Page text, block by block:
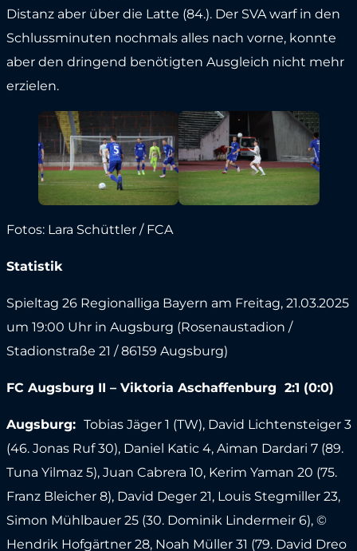
Distanz aber über die Latte (84.). Der SVA warf in den
Schlussminuten nochmals alles nach vorne, konnte
aber den dringend benötigten Ausgleich nicht mehr
erzielen.
Fotos: Lara Schüttler / FCA
Statistik
Spieltag 26 Regionalliga Bayern am Freitag, 21.03.2025
um 19:00 Uhr in Augsburg (Rosenaustadion /
Stadionstraße 21 / 86159 Augsburg)
FC Augsburg II – Viktoria Aschaffenburg 2:1 (0:0)
Augsburg: Tobias Jäger 1 (TW), David Lichtensteiger 3
(46. Jonas Ruf 30), Daniel Katic 4, Aiman Dardari 7 (89.
Tuna Yilmaz 5), Juan Cabrera 10, Kerim Yaman 20 (75.
Franz Bleicher 8), David Deger 21, Louis Stegmiller 23,
Simon Mühlbauer 25 (30. Dominik Lindermeir 6), ©
Hendrik Hofgärtner 28, Noah Müller 31 (79. David Dreo